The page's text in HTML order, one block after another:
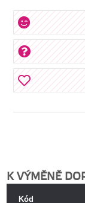
K VÝMĚNĚ
Kód